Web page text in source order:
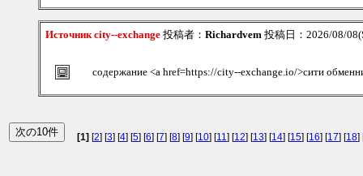
Источник city--exchange 投稿者： Richardvem 投稿日：2026/08/
содержание <a href=https://city--exchange.io/>сити
[1] [2] [3] [4] [5] [6] [7] [8] [9] [10] [11] [12] [13] [14] [15] [16] [17] [18]